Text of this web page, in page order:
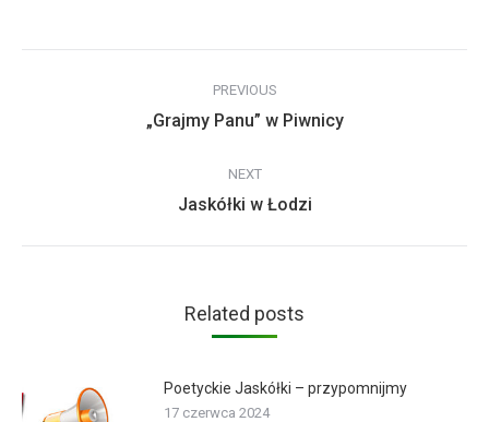
navigation
PREVIOUS
Previous
„Grajmy Panu” w Piwnicy
NEXT
Next
Jaskółki w Łodzi
Related posts
Poetyckie Jaskółki – przypomnijmy
17 czerwca 2024